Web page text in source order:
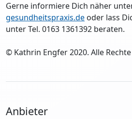
Gerne informiere Dich näher
gesundheitspraxis.de oder lass
unter Tel. 0163 1361392 beraten.
© Kathrin Engfer 2020. Alle
Anbieter